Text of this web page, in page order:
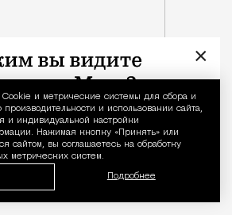
Уведомление
и метрические системы для сбора и
и использовании сайта,
и индивидуальной настройки
Нажимая кнопку «Принять» или
сайтом, вы соглашаетесь на обработку
метрических систем.
Подробнее
×